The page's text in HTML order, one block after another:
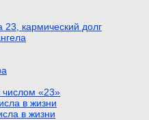
23, кармический долг
«23»
в жизни
в жизни